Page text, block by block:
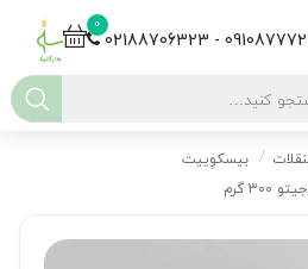
0
02188706323 -
بیسکوِییت
گرم